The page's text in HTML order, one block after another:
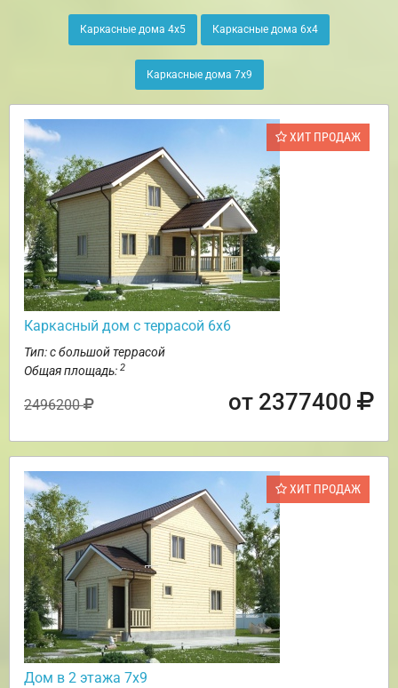
Каркасные дома 4х5 Каркасные дома 6х4
Каркасные дома 7х9
ХИТ ПРОДАЖ
Каркасный дом с террасой 6х6
Тип: с большой террасой
Общая площадь: 2
2496200 от 2377400
ХИТ ПРОДАЖ
Дом в 2 этажа 7х9